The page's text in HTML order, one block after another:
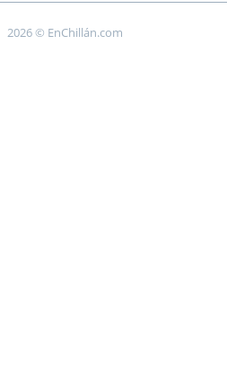
2026 © EnChillán.com